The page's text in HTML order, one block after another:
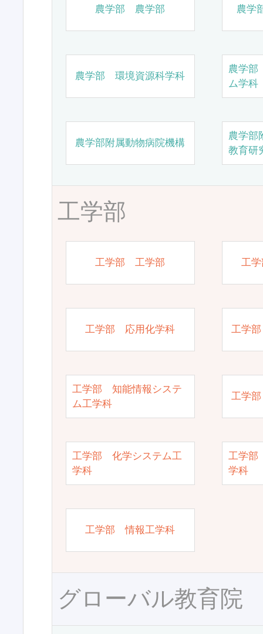
農学部 農学部 農学
農学部 環境資源科学科
農学
ム学科
農学部附属動物病院機構
農学部
教育研
工学部
工学部 工学部 工
工学部 応用化学科 工学
工学部 知能情報システ
ム工学科
工学
工学部 化学システム工
学科
工学部
学科
工学部 情報工学科
グローバル教育院